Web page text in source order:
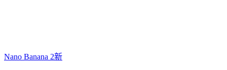
Nano Banana 2新